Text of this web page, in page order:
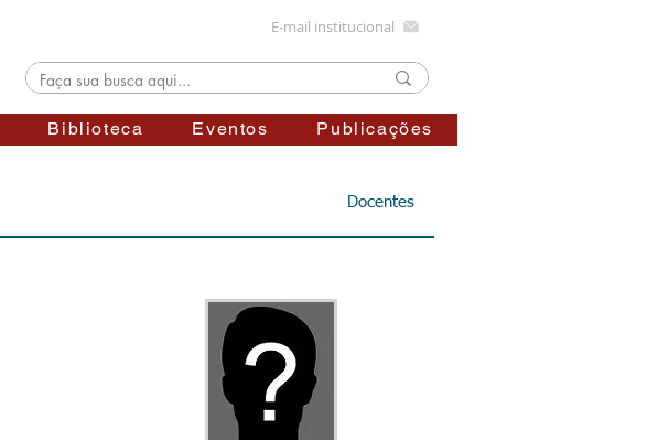
E-mail institucional
Biblioteca Eventos Publicações
Docentes